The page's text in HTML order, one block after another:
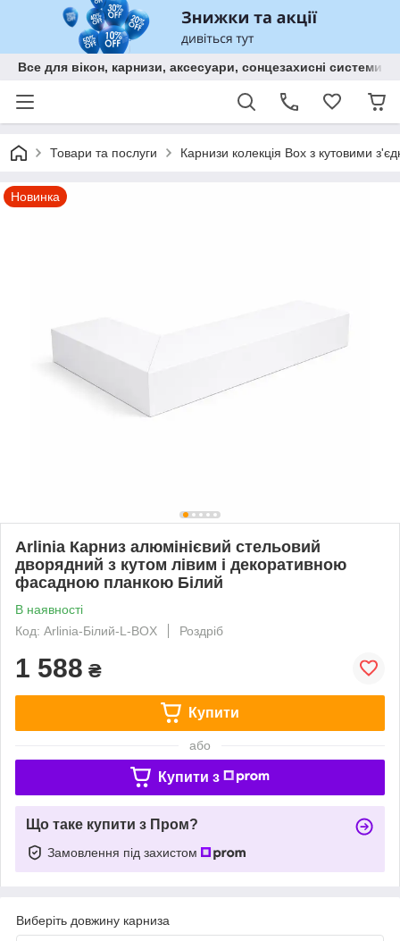
Все для вікон, карнизи, аксесуари, сонцезахисні
Товари та послуги Карнизи колекція Box з кутовими
Новинка
Arlinia Карниз алюмінієвий стельовий
дворядний з кутом лівим і декоративною
фасадною планкою Білий
В наявності
Код: Arlinia-Білий-L-BOX
Роздріб
1 588 ₴
Купити
або
Купити з
Що таке купити з Пром?
Замовлення під захистом
Виберіть довжину карниза